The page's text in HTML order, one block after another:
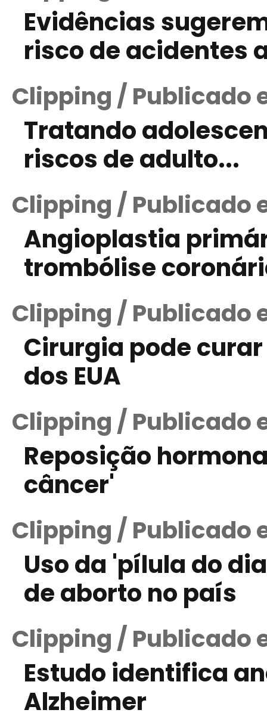
Evidências
risco de acidentes
Clipping / Publicado
Tratando
riscos de adulto...
Clipping / Publicado
Angioplastia
trombólise
Clipping / Publicado
Cirurgia pode
dos EUA
Clipping / Publicado
Reposição
câncer'
Clipping / Publicado
Uso da 'pílula do
de aborto no país
Clipping / Publicado
Estudo identifica
Alzheimer